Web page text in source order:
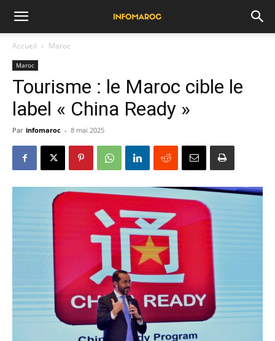
Accueil Maroc
Maroc
Tourisme : le Maroc cible le
label « China Ready »
Par infomaroc - 8 mai 2025